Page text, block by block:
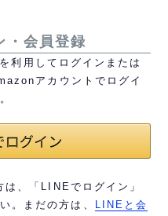
・会員登録
利用してログインまたは
アカウントでログイ
、「LINEでログイン」
。まだの方は、
LINEと会